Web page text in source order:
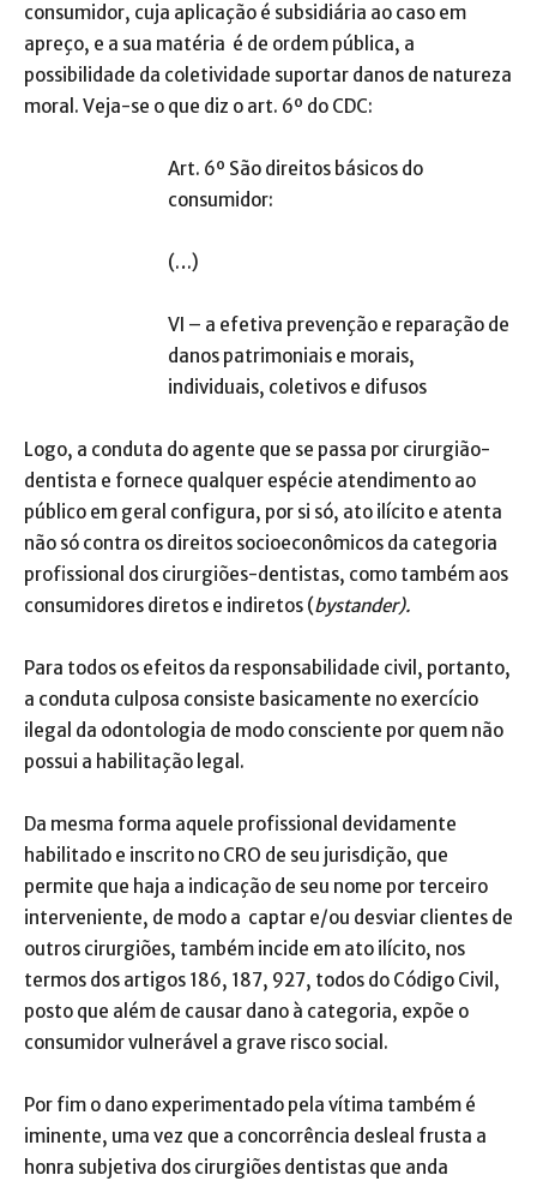
consumidor, cuja aplicação é subsidiária ao caso em
apreço, e a sua matéria é de ordem pública, a
possibilidade da coletividade suportar danos de natureza
moral. Veja-se o que diz o art. 6º do CDC:
Art. 6º São direitos básicos do
consumidor:
(…)
VI – a efetiva prevenção e reparação de
danos patrimoniais e morais,
individuais, coletivos e difusos
Logo, a conduta do agente que se passa por cirurgião-
dentista e fornece qualquer espécie atendimento ao
público em geral configura, por si só, ato ilícito e atenta
não só contra os direitos socioeconômicos da categoria
profissional dos cirurgiões-dentistas, como também aos
consumidores diretos e indiretos (bystander).
Para todos os efeitos da responsabilidade civil, portanto,
a conduta culposa consiste basicamente no exercício
ilegal da odontologia de modo consciente por quem não
possui a habilitação legal.
Da mesma forma aquele profissional devidamente
habilitado e inscrito no CRO de seu jurisdição, que
permite que haja a indicação de seu nome por terceiro
interveniente, de modo a captar e/ou desviar clientes de
outros cirurgiões, também incide em ato ilícito, nos
termos dos artigos 186, 187, 927, todos do Código Civil,
posto que além de causar dano à categoria, expõe o
consumidor vulnerável a grave risco social.
Por fim o dano experimentado pela vítima também é
iminente, uma vez que a concorrência desleal frusta a
honra subjetiva dos cirurgiões dentistas que anda